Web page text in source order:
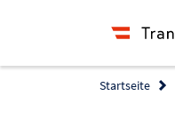
Startseite